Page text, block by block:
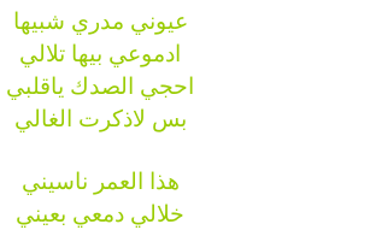
عيوني مدري شبيها
ادموعي بيها تلالي
احجي الصدك ياقلبي
بس لاذكرت الغالي
هذا العمر ناسيني
خلالي دمعي بعيني